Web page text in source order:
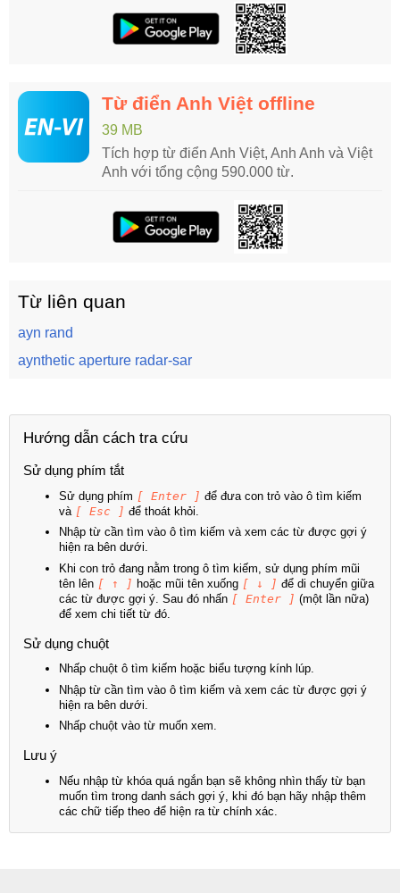
Từ điển Anh Việt offline
39 MB
Tích hợp từ điển Anh Việt, Anh Anh và Việt
Anh với tổng cộng 590.000 từ.
Từ liên quan
ayn rand
aynthetic aperture radar-sar
Hướng dẫn cách tra cứu
Sử dụng phím tắt
Sử dụng phím [ Enter ] để đưa con trỏ vào ô tìm kiếm
và [ Esc ] để thoát khỏi.
Nhập từ cần tìm vào ô tìm kiếm và xem các từ được gợi ý
hiện ra bên dưới.
Khi con trỏ đang nằm trong ô tìm kiếm, sử dụng phím mũi
tên lên [ ↑ ] hoặc mũi tên xuống [ ↓ ] để di chuyển giữa
các từ được gợi ý. Sau đó nhấn [ Enter ] (một lần nữa)
để xem chi tiết từ đó.
Sử dụng chuột
Nhấp chuột ô tìm kiếm hoặc biểu tượng kính lúp.
Nhập từ cần tìm vào ô tìm kiếm và xem các từ được gợi ý
hiện ra bên dưới.
Nhấp chuột vào từ muốn xem.
Lưu ý
Nếu nhập từ khóa quá ngắn bạn sẽ không nhìn thấy từ bạn
muốn tìm trong danh sách gợi ý, khi đó bạn hãy nhập thêm
các chữ tiếp theo để hiện ra từ chính xác.